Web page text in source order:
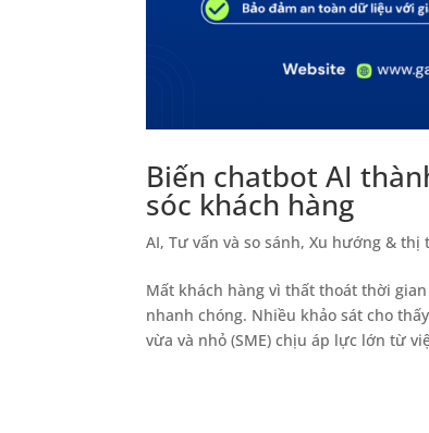
Biến chatbot AI
sóc khách hàng
AI,Tư vấn và so sánh,Xu hướng & thị
Mất khách hàng vì thất thoát thời
nhanh chóng. Nhiều khảo sát cho
vừa và nhỏ (SME) chịu áp lực lớn từ